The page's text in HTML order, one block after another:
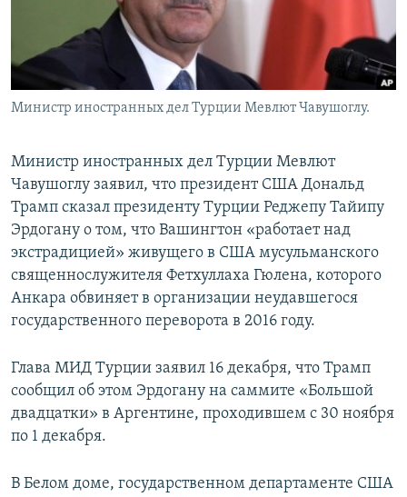
Министр иностранных дел Турции Мевлют Чавушоглу.
Министр иностранных дел Турции Мевлют
Чавушоглу заявил, что президент США Дональд
Трамп сказал президенту Турции Реджепу Тайипу
Эрдогану о том, что Вашингтон «работает над
экстрадицией» живущего в США мусульманского
священнослужителя Фетхуллаха Гюлена, которого
Анкара обвиняет в организации неудавшегося
государственного переворота в 2016 году.
Глава МИД Турции заявил 16 декабря, что Трамп
сообщил об этом Эрдогану на саммите «Большой
двадцатки» в Аргентине, проходившем с 30 ноября
по 1 декабря.
В Белом доме, государственном департаменте США